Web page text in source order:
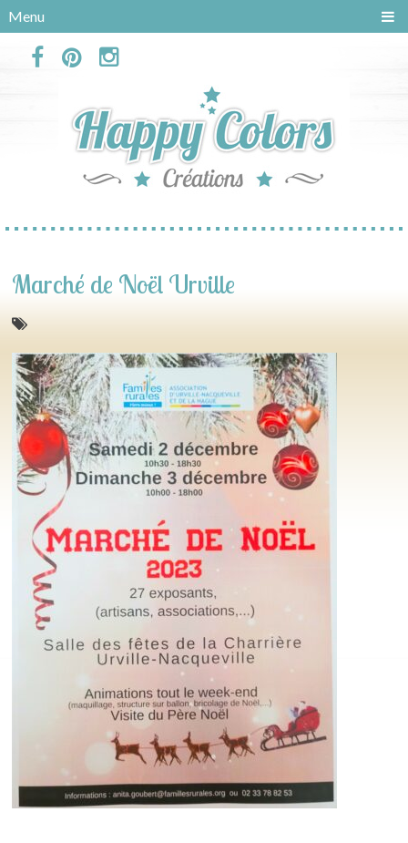
Menu
Marché de Noël Urville
Panneau de gestion des cookies